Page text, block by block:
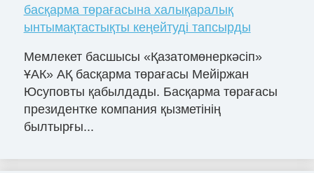
басқарма төрағасына халықаралық
ынтымақтастықты кеңейтуді тапсырды
Мемлекет басшысы «Қазатомөнеркәсіп»
ҰАК» АҚ басқарма төрағасы Мейіржан
Юсуповты қабылдады. Басқарма төрағасы
президентке компания қызметінің
былтырғы...